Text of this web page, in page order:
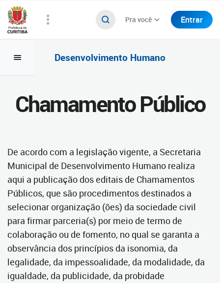
Pra você Entrar
Desenvolvimento Humano
Chamamento Público
De acordo com a legislação vigente, a Secretaria
Municipal de Desenvolvimento Humano realiza
aqui a publicação dos editais de Chamamentos
Públicos, que são procedimentos destinados a
selecionar organização (ões) da sociedade civil
para firmar parceria(s) por meio de termo de
colaboração ou de fomento, no qual se garanta a
observância dos princípios da isonomia, da
legalidade, da impessoalidade, da modalidade, da
igualdade, da publicidade, da probidade